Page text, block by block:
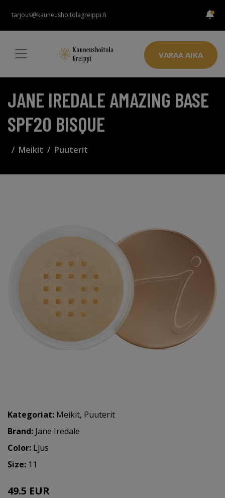
tarjous@kauneushoitolagreippi.fi
VARAA AIKA
JANE IREDALE AMAZING BASE
SPF20 BISQUE
Meikit Puuterit
Kategoriat: Meikit, Puuterit
Brand: Jane Iredale
Color: Ljus
Size: 11
49.5 EUR